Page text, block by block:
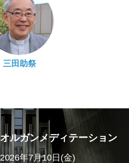
三田助祭
オルガンメディテーション
2026年7月10日(金)